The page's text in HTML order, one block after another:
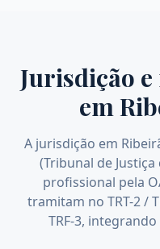
Jurisdição
em
A jurisdição em
(Tribunal de
profissional pela
tramitam no TRT-2 /
TRF-3,